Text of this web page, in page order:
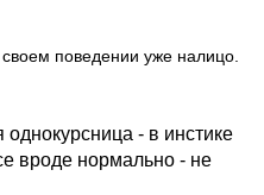
поведении уже налицо.
- в инстике
вроде нормально - не